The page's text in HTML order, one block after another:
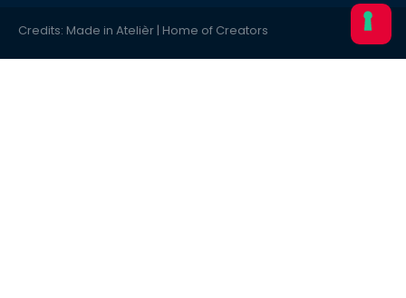
Credits: Made in Atelièr | Home of Creators